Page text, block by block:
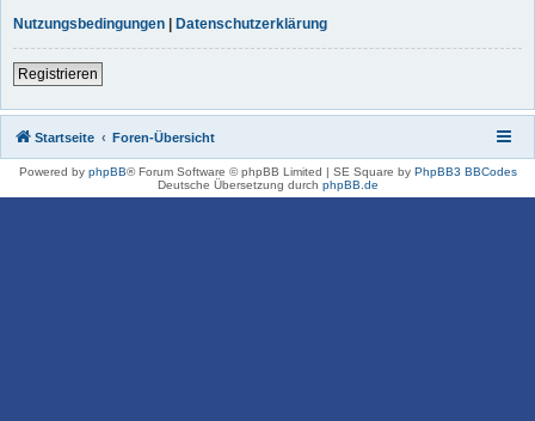
Nutzungsbedingungen | Datenschutzerklärung
Registrieren
Startseite Foren-Übersicht
Powered by phpBB® Forum Software © phpBB Limited | SE Square by PhpBB3 BBCodes
Deutsche Übersetzung durch phpBB.de